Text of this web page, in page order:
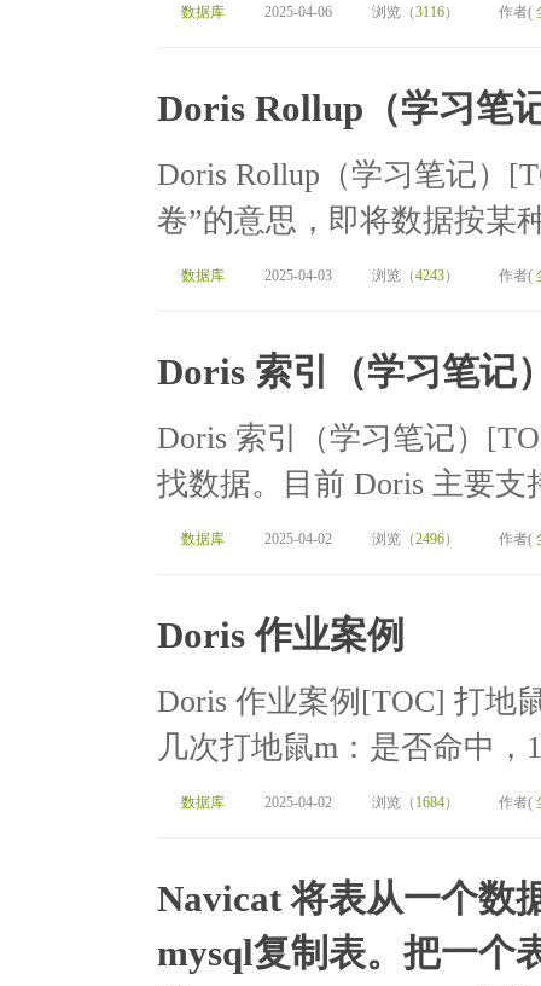
数据库 2025-04-06 浏览（3116） 作者(
Doris Rollup（学习笔
Doris Rollup（学习笔记）
卷”的意思，即将数据按某
数据库 2025-04-03 浏览（4243） 作者(
Doris 索引（学习笔记
Doris 索引（学习笔记）
找数据。目前 Doris 主要
数据库 2025-04-02 浏览（2496） 作者(
Doris 作业案例
Doris 作业案例[TOC] 打地
几次打地鼠m：是否命中
数据库 2025-04-02 浏览（ 1684） 作者(
Navicat 将表从一个数
mysql复制表。把一个